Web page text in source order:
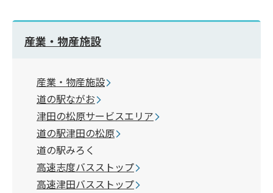
産業・物産施設
産業・物産施設
道の駅ながお
津田の松原サービスエリア
道の駅津田の松原
道の駅みろく
高速志度バスストップ
高速津田バスストップ